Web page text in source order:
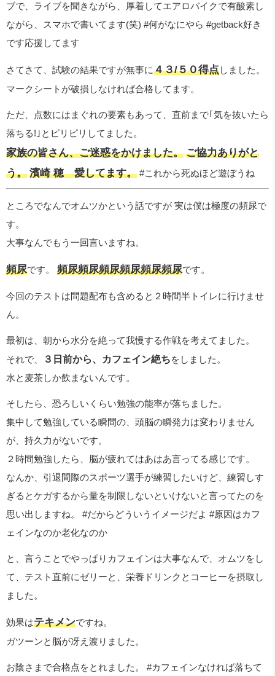
ブで、ライブを聞きながら、厚着してエアロバイクで有酸素し
ながら、スマホで書いてます(笑) #何がなにやら #getback好き
です応援してます
さてさて、試験の結果ですが無事に４３/５０得点しました。
マークシートが破損しなければ合格してます。
ただ、点数にはまぐれの要素もあって、直前まで｢気を抜いたら
落ちる!｣とピリピリしてました。
家族の皆さん、ご迷惑をかけました。 ご協力ありがと
う。 濱崎 穂 愛してます。 #これから死ぬほど遊ぼうね
ところでなんでオムツかという話ですが 実は僕は極度の頻尿で
す。
大事なんでもう一回言いますね。
頻尿です。 頻尿頻尿頻尿頻尿頻尿頻尿です。
今回のテストは問題配布も含めると２時間半トイレに行けませ
ん。
最初は、朝から水分を絶って我慢する作戦を考えてました。
それで、
３日前から、カフェイン絶ちをしました。
水と麦茶しか飲まないんです。
そしたら、恐ろしいくらい勉強の能率が落ちました。
集中して勉強している瞬間の、頭脳の瞬発力は変わりません
が、持久力がないです。
２時間勉強したら、脳が疲れてはあはあ言ってる感じです。
なんか、引退間際のスポーツ選手が練習したいけど、練習しす
ぎるとケガするから量を制限しないといけないと言ってたのを
思い出しますね。 #だからどういうイメージだよ #原因はカフ
ェインなのか老化なのか
と、言うことでやっぱりカフェインは大事なんで、オムツをし
て、テスト直前にゼリーと、栄養ドリンクとコーヒーを摂取し
ました。
効果はテキメンですね。
ガツーンと脳が冴え渡りました。
お陰さまで合格点をとれました。 #カフェインなければ落ちて